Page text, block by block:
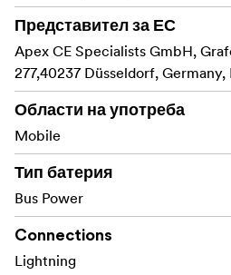
Records broadcast-quality
Lightning port of Apple
Easy plug-and-play
video recording apps
Omnidirectional pickup
Male 3.5mm TRS to
Представител за ЕС
Apex CE Specialists GmbH,
277,40237 Düsseldorf, Germany,
Области на употреба
Mobile
Тип батерия
Bus Power
Connections
Lightning